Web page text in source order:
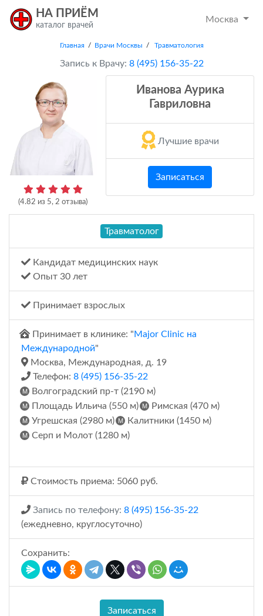
НА ПРИЁМ
каталог врачей
Москва
Главная / Врачи Москвы / Травматология
Запись к Врачу: 8 (495) 156-35-22
(4.82 из 5, 2 отзыва)
Иванова Аурика
Гавриловна
Лучшие врачи
Записаться
Травматолог
Кандидат медицинских наук
Опыт 30 лет
Принимает взрослых
Принимает в клинике: "Major Clinic на
Международной"
Москва, Международная, д. 19
Телефон: 8 (495) 156-35-22
Волгоградский пр-т (2190 м)
Площадь Ильича (550 м)
Римская (470 м)
Угрешская (2980 м)
Калитники (1450 м)
Серп и Молот (1280 м)
Стоимость приема: 5060 руб.
Запись по телефону: 8 (495) 156-35-22
(ежедневно, круглосуточно)
Сохранить:
Записаться